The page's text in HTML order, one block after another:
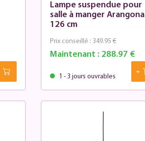
Lampe suspendue pour
salle à manger Arangona
126 cm
Maintenant :288.97 €
Prix conseillé : 349.95 €
1 - 3 jours ouvrables